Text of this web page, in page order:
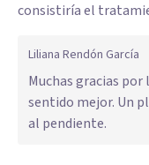
consistiría el
Liliana Rendón García
Muchas gracias
sentido mejor. Un
al pendiente.